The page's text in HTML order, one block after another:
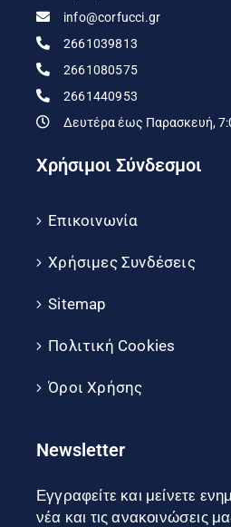
info@corfucci.gr
2661039813
2661080575
2661440953
Δευτέρα έως Παρασκευή,
Χρήσιμοι Σύνδεσμοι
Επικοινωνία
Χρήσιμες Συνδέσεις
Sitemap
Πολιτική Cookies
Όροι Χρήσης
Newsletter
Εγγραφείτε και μείνετε
νέα και τις ανακοινώσεις